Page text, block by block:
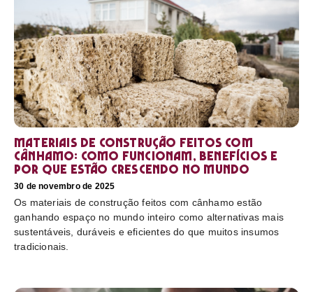
Materiais de construção feitos com
cânhamo: como funcionam, benefícios e
por que estão crescendo no mundo
30 de novembro de 2025
Os materiais de construção feitos com cânhamo estão
ganhando espaço no mundo inteiro como alternativas mais
sustentáveis, duráveis e eficientes do que muitos insumos
tradicionais.